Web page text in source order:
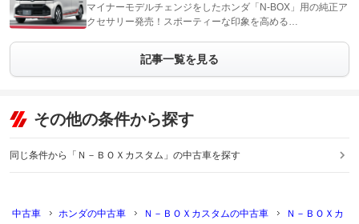
マイナーモデルチェンジをしたホンダ「N-BOX」用の純正ア
クセサリー発売！スポーティーな印象を高める…
記事一覧を見る
その他の条件から探す
同じ条件から「Ｎ－ＢＯＸカスタム」の中古車を探す
中古車 ホンダの中古車 Ｎ－ＢＯＸカスタムの中古車 Ｎ－ＢＯＸカ